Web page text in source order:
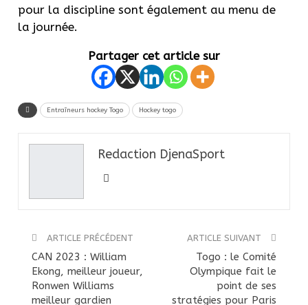
pour la discipline sont également au menu de
la journée.
Partager cet article sur
Entraîneurs hockey Togo Hockey togo
Redaction DjenaSport
ARTICLE PRÉCÉDENT
CAN 2023 : William
Ekong, meilleur joueur,
Ronwen Williams
meilleur gardien
ARTICLE SUIVANT
Togo : le Comité
Olympique fait le
point de ses
stratégies pour Paris